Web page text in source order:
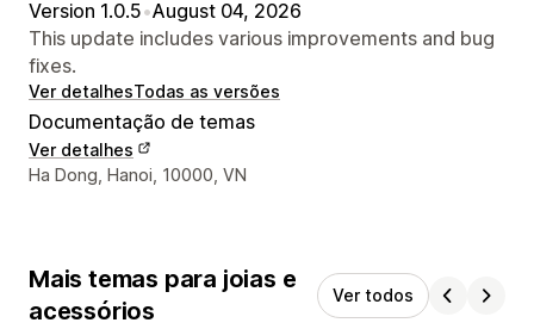
Version 1.0.5•August 04, 2026
This update includes various improvements and bug
fixes.
Ver detalhesTodas as versões
Documentação de temas
Ver detalhes
Detalhes de contacto do designer
Ha Dong, Hanoi, 10000, VN
Mais temas para joias e
acessórios
Ver todos